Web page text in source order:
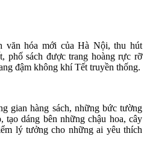
văn hóa mới của Hà Nội, thu hút
phố sách được trang hoàng rực rỡ
đậm không khí Tết truyền thống.
gian hàng sách, những bức tường
tạo dáng bên những chậu hoa, cây
lý tưởng cho những ai yêu thích